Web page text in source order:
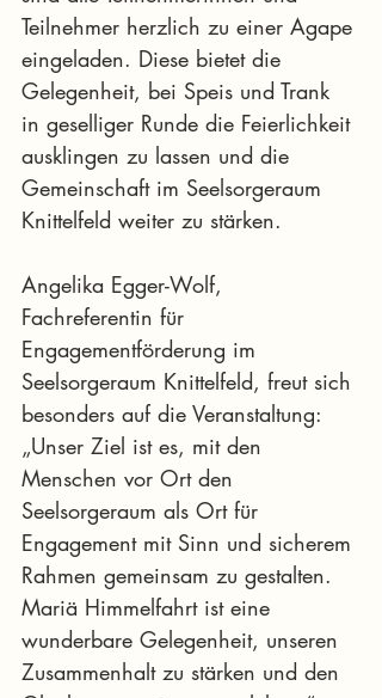
Teilnehmer herzlich zu einer Agape
eingeladen. Diese bietet die
Gelegenheit, bei Speis und Trank
in geselliger Runde die Feierlichkeit
ausklingen zu lassen und die
Gemeinschaft im Seelsorgeraum
Knittelfeld weiter zu stärken.
Angelika Egger-Wolf,
Fachreferentin für
Engagementförderung im
Seelsorgeraum Knittelfeld, freut sich
besonders auf die Veranstaltung:
„Unser Ziel ist es, mit den
Menschen vor Ort den
Seelsorgeraum als Ort für
Engagement mit Sinn und sicherem
Rahmen gemeinsam zu gestalten.
Mariä Himmelfahrt ist eine
wunderbare Gelegenheit, unseren
Zusammenhalt zu stärken und den